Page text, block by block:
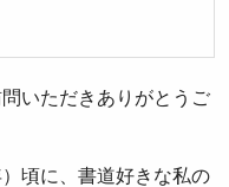
いただきありがとうご
頃に、書道好きな私の